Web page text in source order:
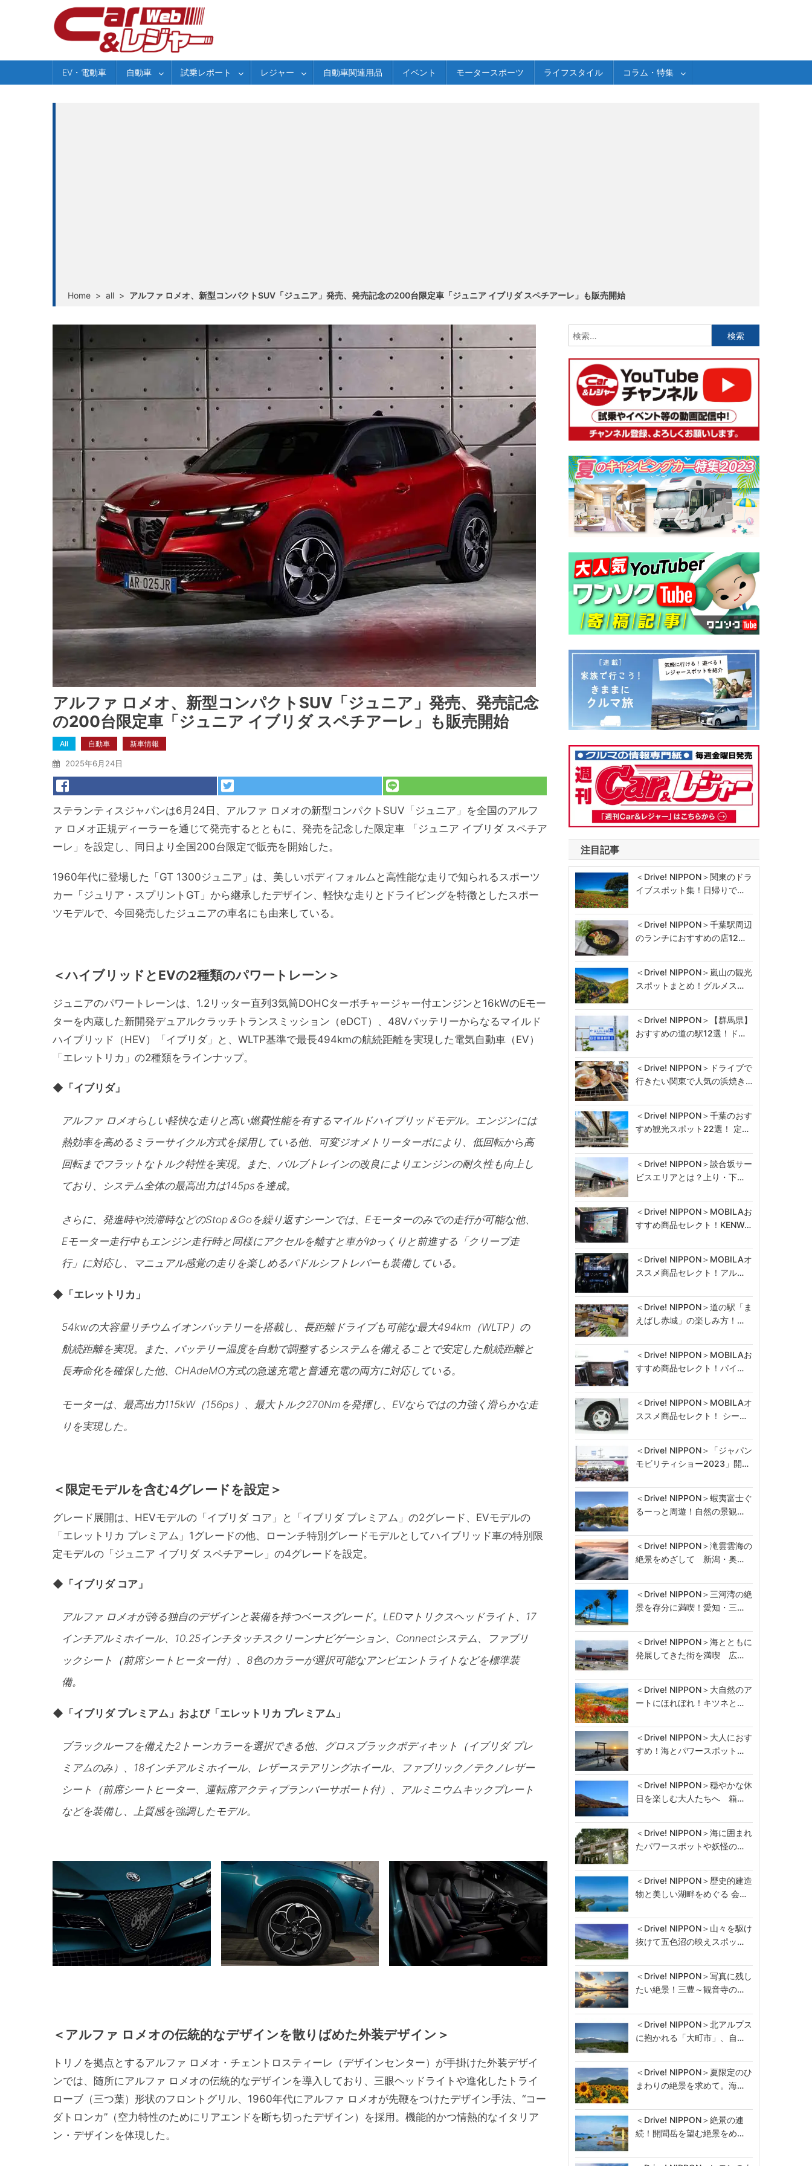
EV・電動車 自動車 試乗レポート レジャー 自動車関連用品 イベント モータースポーツ ライフスタイル コラム・特集
Home > all > アルファ ロメオ、新型コンパクトSUV「ジュニア」発売、発売記念の200台限定車「ジュニア イブリダ スペチアーレ」も販売開始
アルファ ロメオ、新型コンパクトSUV「ジュニア」発売、発売記念
の200台限定車「ジュニア イブリダ スペチアーレ」も販売開始
All 自動車 新車情報
2025年6月24日
ステランティスジャパンは6月24日、アルファ ロメオの新型コンパクトSUV「ジュニア」を全国のアルフ
ァ ロメオ正規ディーラーを通じて発売するとともに、発売を記念した限定車 「ジュニア イブリダ スペチア
ーレ」を設定し、同日より全国200台限定で販売を開始した。
1960年代に登場した「GT 1300ジュニア」は、美しいボディフォルムと高性能な走りで知られるスポーツ
カー「ジュリア・スプリントGT」から継承したデザイン、軽快な走りとドライビングを特徴としたスポー
ツモデルで、今回発売したジュニアの車名にも由来している。
＜ハイブリッドとEVの2種類のパワートレーン＞
ジュニアのパワートレーンは、1.2リッター直列3気筒DOHCターボチャージャー付エンジンと16kWのEモー
ターを内蔵した新開発デュアルクラッチトランスミッション（eDCT）、48Vバッテリーからなるマイルド
ハイブリッド（HEV）「イブリダ」と、WLTP基準で最長494kmの航続距離を実現した電気自動車（EV）
「エレットリカ」の2種類をラインナップ。
◆「イブリダ」
アルファ ロメオらしい軽快な走りと高い燃費性能を有するマイルドハイブリッドモデル。エンジンには
熱効率を高めるミラーサイクル方式を採用している他、可変ジオメトリーターボにより、低回転から高
回転までフラットなトルク特性を実現。また、バルブトレインの改良によりエンジンの耐久性も向上し
ており、システム全体の最高出力は145psを達成。
さらに、発進時や渋滞時などのStop＆Goを繰り返すシーンでは、Eモーターのみでの走行が可能な他、
Eモーター走行中もエンジン走行時と同様にアクセルを離すと車がゆっくりと前進する「クリープ走
行」に対応し、マニュアル感覚の走りを楽しめるパドルシフトレバーも装備している。
◆「エレットリカ」
54kwの大容量リチウムイオンバッテリーを搭載し、長距離ドライブも可能な最大494km（WLTP）の
航続距離を実現。また、バッテリー温度を自動で調整するシステムを備えることで安定した航続距離と
長寿命化を確保した他、CHAdeMO方式の急速充電と普通充電の両方に対応している。
モーターは、最高出力115kW（156ps）、最大トルク270Nmを発揮し、EVならではの力強く滑らかな走
りを実現した。
＜限定モデルを含む4グレードを設定＞
グレード展開は、HEVモデルの「イブリダ コア」と「イブリダ プレミアム」の2グレード、EVモデルの
「エレットリカ プレミアム」1グレードの他、ローンチ特別グレードモデルとしてハイブリッド車の特別限
定モデルの「ジュニア イブリダ スペチアーレ」の4グレードを設定。
◆「イブリダ コア」
アルファ ロメオが誇る独自のデザインと装備を持つベースグレード。LEDマトリクスヘッドライト、17
インチアルミホイール、10.25インチタッチスクリーンナビゲーション、Connectシステム、ファブリ
ックシート（前席シートヒーター付）、8色のカラーが選択可能なアンビエントライトなどを標準装
備。
◆「イブリダ プレミアム」および「エレットリカ プレミアム」
ブラックルーフを備えた2トーンカラーを選択できる他、グロスブラックボディキット（イブリダ プレ
ミアムのみ）、18インチアルミホイール、レザーステアリングホイール、ファブリック／テクノレザー
シート（前席シートヒーター、運転席アクティブランバーサポート付）、アルミニウムキックプレート
などを装備し、上質感を強調したモデル。
＜アルファ ロメオの伝統的なデザインを散りばめた外装デザイン＞
トリノを拠点とするアルファ ロメオ・チェントロスティーレ（デザインセンター）が手掛けた外装デザイ
ンでは、随所にアルファ ロメオの伝統的なデザインを導入しており、三眼ヘッドライトや進化したトライ
ローブ（三つ葉）形状のフロントグリル、1960年代にアルファ ロメオが先鞭をつけたデザイン手法、“コー
ダトロンカ”（空力特性のためにリアエンドを断ち切ったデザイン）を採用。機能的かつ情熱的なイタリア
ン・デザインを体現した。
索:
注目記事
＜Drive! NIPPON＞関東のドラ
イブスポット集！日帰りで…
＜Drive! NIPPON＞千葉駅周辺
のランチにおすすめの店12…
＜Drive! NIPPON＞嵐山の観光
スポットまとめ！グルメス…
＜Drive! NIPPON＞【群馬県】
おすすめの道の駅12選！ド…
＜Drive! NIPPON＞ドライブで
行きたい関東で人気の浜焼き…
＜Drive! NIPPON＞千葉のおす
すめ観光スポット22選！ 定…
＜Drive! NIPPON＞談合坂サー
ビスエリアとは？上り・下…
＜Drive! NIPPON＞MOBILAお
すすめ商品セレクト！KENW…
＜Drive! NIPPON＞MOBILAオ
ススメ商品セレクト！アル…
＜Drive! NIPPON＞道の駅「ま
えばし赤城」の楽しみ方！…
＜Drive! NIPPON＞MOBILAお
すすめ商品セレクト！パイ…
＜Drive! NIPPON＞MOBILAオ
ススメ商品セレクト！ シー…
＜Drive! NIPPON＞「ジャパン
モビリティショー2023」開…
＜Drive! NIPPON＞蝦夷富士ぐ
るーっと周遊！自然の景観…
＜Drive! NIPPON＞滝雲雲海の
絶景をめざして 新潟・奥…
＜Drive! NIPPON＞三河湾の絶
景を存分に満喫！愛知・三…
＜Drive! NIPPON＞海とともに
発展してきた街を満喫 広…
＜Drive! NIPPON＞大自然のア
ートにほれぼれ！キツネと…
＜Drive! NIPPON＞大人におす
すめ！海とパワースポット…
＜Drive! NIPPON＞穏やかな休
日を楽しむ大人たちへ 箱…
＜Drive! NIPPON＞海に囲まれ
たパワースポットや妖怪の…
＜Drive! NIPPON＞歴史的建造
物と美しい湖畔をめぐる 会…
＜Drive! NIPPON＞山々を駆け
抜けて五色沼の映えスポッ…
＜Drive! NIPPON＞写真に残し
たい絶景！三豊～観音寺の…
＜Drive! NIPPON＞北アルプス
に抱かれる「大町市」、自…
＜Drive! NIPPON＞夏限定のひ
まわりの絶景を求めて。海…
＜Drive! NIPPON＞絶景の連
続！開聞岳を望む絶景をめ…